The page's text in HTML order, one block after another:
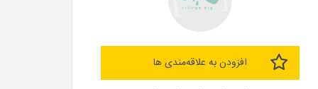
افزودن به علاقه‌مندی ها